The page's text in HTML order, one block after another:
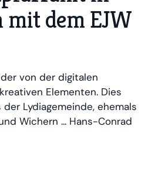
mit dem EJW
von der digitalen
Elementen. Dies
Lydiagemeinde, ehemals
Wichern ... Hans-Conrad